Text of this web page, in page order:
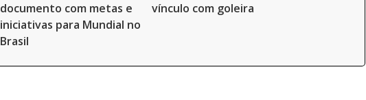
documento com metas e
iniciativas para Mundial no
Brasil
vínculo com goleira